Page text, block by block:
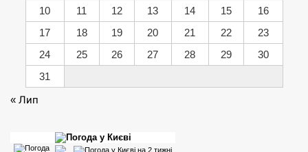
10
11 12 13 14 15
16
17
18 19 20 21 22
23
24
25 26 27 28 29
30
31
« Лип